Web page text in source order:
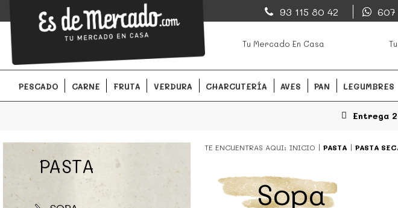
EsDeMercado.com
EsDeMercado.comte lleva a casa los mejores productos de los mejores mercados de
Barcelona y de productores locales.
93 115 80 42 607
Tu Mercado En Casa
PESCADO CARNE FRUTA VERDURA CHARCUTERÍA AVES PAN LEGUMBRES
Entrega
PASTA
TE ENCUENTRAS AQUI: INICIO PASTA PASTA
Sopa